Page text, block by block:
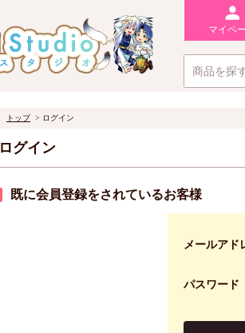
マイペ
トップ ログイン
ログイン
既に会員登録をされているお客様
メールアド
パスワード